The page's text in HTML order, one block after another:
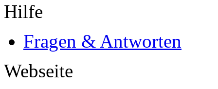
Hilfe
Fragen & Antworten
Webseite